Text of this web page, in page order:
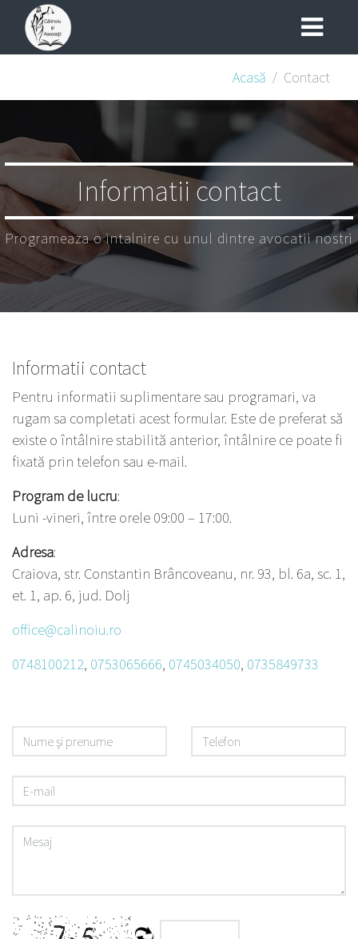
Acasă Contact
Informatii contact
Programeaza o intalnire cu unul dintre avocatii nostri
Informatii contact
Pentru informatii suplimentare sau programari, va
rugam sa completati acest formular. Este de preferat să
existe o întâlnire stabilită anterior, întâlnire ce poate fi
fixată prin telefon sau e-mail.
Program de lucru:
Luni -vineri, între orele 09:00 – 17:00.
Adresa:
Craiova, str. Constantin Brâncoveanu, nr. 93, bl. 6a, sc. 1,
et. 1, ap. 6, jud. Dolj
0748100212, 0753065666, 0745034050, 0735849733